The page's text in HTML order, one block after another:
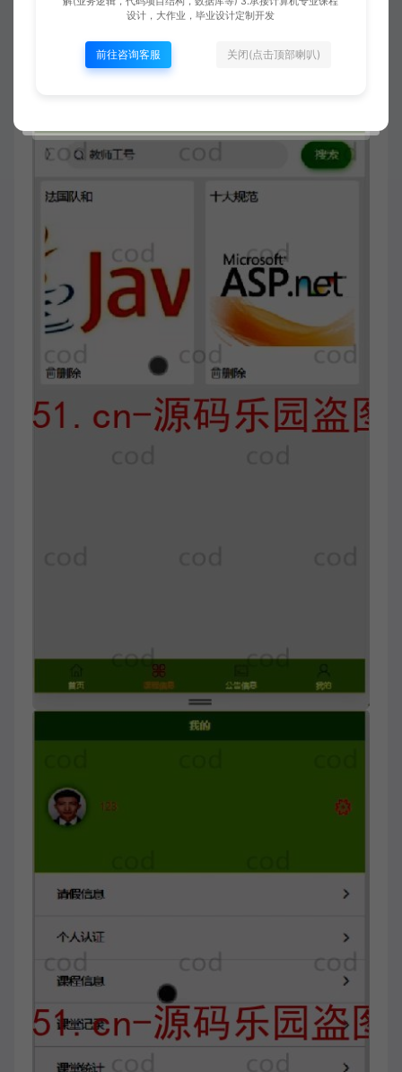
设计，大作业，毕业设计定制开发
前往咨询客服 关闭(点击顶部喇叭)